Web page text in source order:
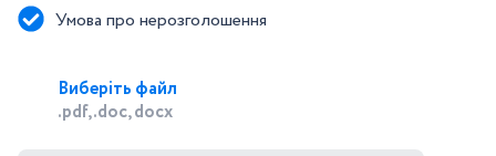
Умова про нерозголошення
Виберіть файл
.pdf, .doc, docx